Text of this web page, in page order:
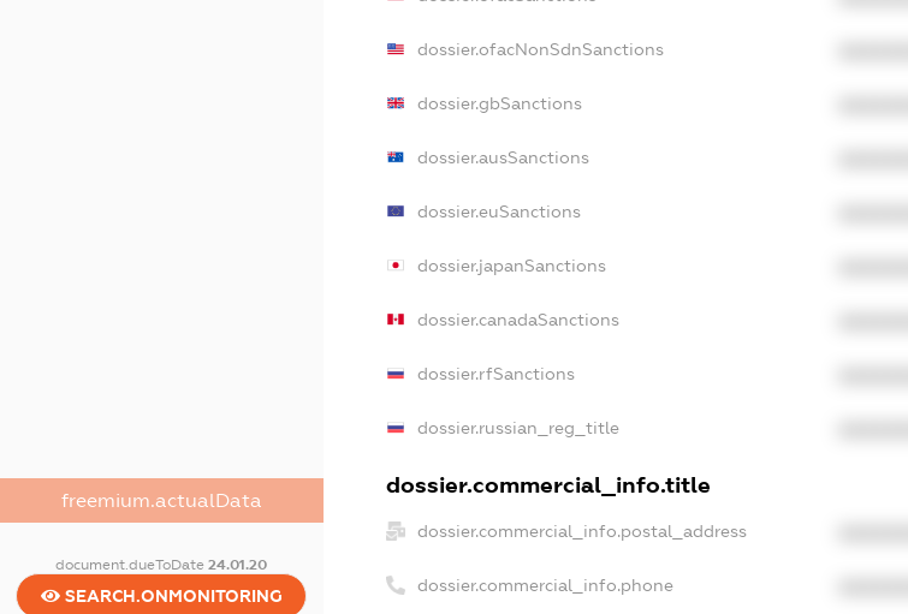
freemium.actualData
document.dueToDate24.01.20
SEARCH.ONMONITORING
dossier.ofacNonSdnSanctions
dossier.gbSanctions
dossier.ausSanctions
dossier.euSanctions
dossier.japanSanctions
dossier.canadaSanctions
dossier.rfSanctions
dossier.russian_reg_title
dossier.commercial_info.title
dossier.commercial_info.postal_address
dossier.commercial_info.phone